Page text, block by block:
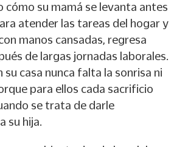
cómo su mamá se levanta antes
atender las tareas del hogar y
manos cansadas, regresa
de largas jornadas laborales.
su casa nunca falta la sonrisa ni
para ellos cada sacrificio
se trata de darle
su hija.